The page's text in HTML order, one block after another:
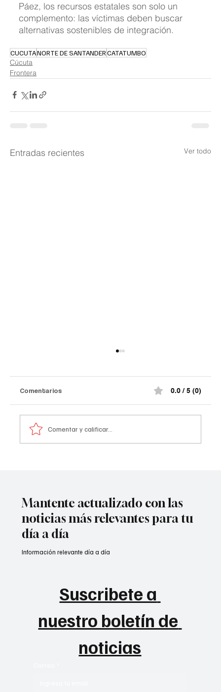
Páez, los recursos estatales son solo un
complemento: las víctimas deben buscar
alternativas sostenibles de integración.
CUCUTANORTE DE SANTANDERCATATUMBO
Cúcuta
Frontera
Entradas recientes Ver todo
Comentarios 0.0 / 5 (0)
Comentar y calificar...
Mantente actualizado con las
noticias más relevantes para tu
día a día
Suscribete a
nuestro boletín de
noticias
Información relevante día a día